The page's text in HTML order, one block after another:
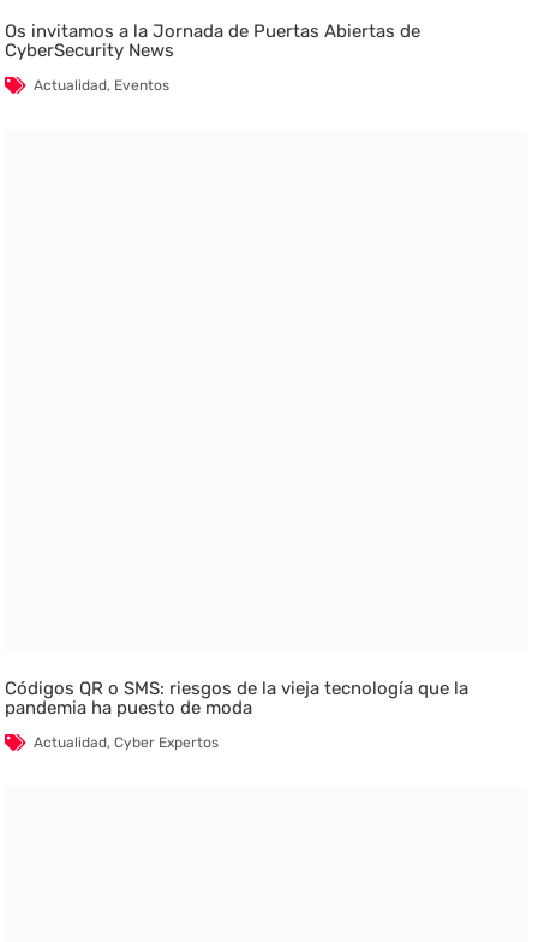
Os invitamos a la Jornada de Puertas Abiertas de
CyberSecurity News
Actualidad, Eventos
Códigos QR o SMS: riesgos de la vieja tecnología que la
pandemia ha puesto de moda
Actualidad,Cyber Expertos